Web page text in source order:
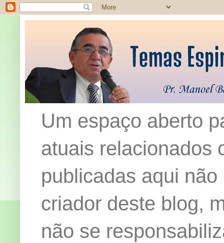
Um espaço aberto
atuais relacionados
publicadas aqui
criador deste blog,
não se